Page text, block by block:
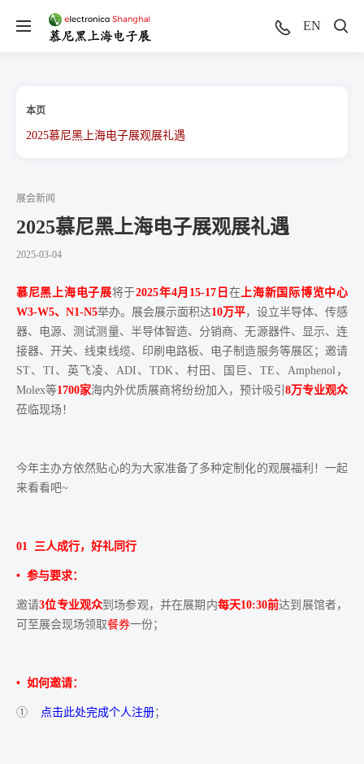
EN
本页
2025慕尼黑上海电子展观展礼遇
展会新闻
2025慕尼黑上海电子展观展礼遇
2025-03-04
慕尼黑上海电子展将于2025年4月15-17日 在上海新国际博览中心
W3-W5、N1-N5举办。展会展示面积达10万平，设立半导体、传感
器、电源、测试测量、半导体智造、分销商、无源器件、显示、连
接器、开关、线束线缆、印刷电路板、电子制造服务等展区；邀请
ST、TI、英飞凌、ADI、TDK、村田、国巨、TE、Amphenol，
Molex等1700家海内外优质展商将纷纷加入，预计吸引 8万专业观众
莅临现场！
今年主办方依然贴心的为大家准备了多种定制化的观展福利！一起
来看看吧~
01 三人成行，好礼同行
• 参与要求：
邀请3位专业观众到场参观，并在展期内每天10:30前达到展馆者，
可至展会现场领取餐券一份；
• 如何邀请：
① 点击此处完成个人注册；